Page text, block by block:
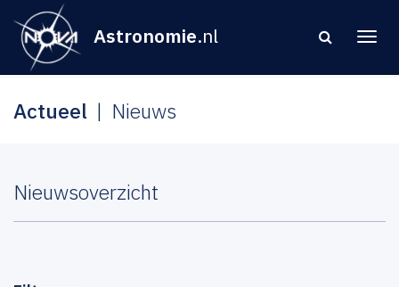
Astronomie.nl
Actueel Nieuws
Nieuwsoverzicht